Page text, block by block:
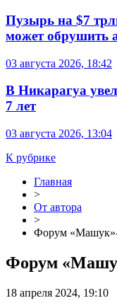
Пузырь на $7
может обрушить
03 августа 2026, 18:42
В Никарагуа
7 лет
03 августа 2026, 13:04
К рубрике
Главная
>
От автора
>
Форум
Форум
18 апреля 2024, 19:10